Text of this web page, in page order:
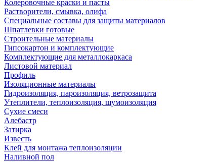
Колеровочные краски и пасты
Растворители, смывка, олифа
Специальные составы для защиты материалов
Шпатлевки готовые
Строительные материалы
Гипсокартон и комплектующие
Комплектующие для металлокаркаса
Листовой материал
Профиль
Изоляционные материалы
Гидроизоляция, пароизоляция, ветрозащита
Утеплители, теплоизоляция, шумоизоляция
Сухие смеси
Алебастр
Затирка
Известь
Клей для монтажа теплоизоляции
Наливной пол